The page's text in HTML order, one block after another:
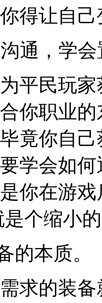
得让自
，学会
民玩家
你职业
竟你自
学会如
你在游
个缩小
本质。
的装备